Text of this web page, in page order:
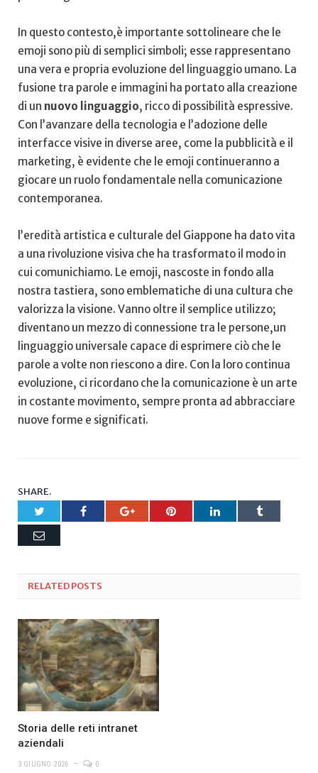
In ‌questo contesto,è‌ importante⁣ sottolineare che‍ le
emoji sono ‌più ‌di⁤ semplici simboli; esse rappresentano
una vera e propria evoluzione ​del linguaggio umano. La
fusione tra parole e immagini ha portato⁢ alla creazione
di un nuovo⁤ linguaggio, ricco di possibilità espressive.
Con l’avanzare ‍della tecnologia e l’adozione​ delle
‌interfacce visive in diverse aree, come la pubblicità e il⁣
marketing, ‌è​ evidente che le emoji continueranno ​a
giocare un ruolo fondamentale ‌nella comunicazione
contemporanea.
l’eredità artistica e ‌culturale del‌ Giappone ha dato vita
⁤a una rivoluzione ⁣visiva che ha trasformato il modo in
cui comunichiamo. Le emoji, nascoste ‍in fondo alla
nostra tastiera,⁣ sono‍ emblematiche di una cultura che
valorizza‌ la visione. Vanno oltre il semplice utilizzo;
diventano ​un mezzo di connessione ⁢tra le persone,un
linguaggio‌ universale capace di ‍esprimere ciò che le
parole a volte non riescono a dire. Con la loro continua
evoluzione, ci ricordano ⁢che la comunicazione ⁣è ​un arte
in costante movimento, sempre pronta ‍ad ‌abbracciare
nuove forme e significati.
SHARE.
Twitter Facebook Google+Pinterest LinkedIn Tumblr
Email
RELATEDPOSTS
Storia delle reti intranet
aziendali
3 GIUGNO 2026 0